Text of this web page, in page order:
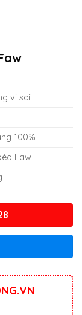
vi sai
100%
Faw